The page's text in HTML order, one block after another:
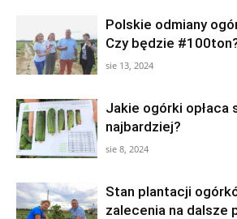
Polskie odmiany
Czy będzie
sie 13, 2024
Jakie ogórki opłaca
najbardziej?
sie 8, 2024
Stan plantacji
zalecenia na dalsze